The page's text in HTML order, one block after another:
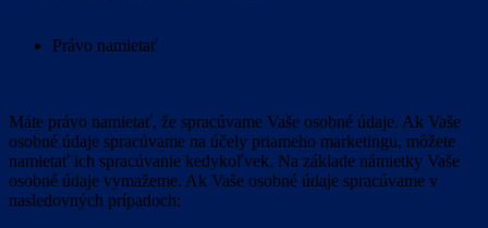
Právo namietať
Máte právo namietať, že spracúvame Vaše osobné údaje. Ak Vaše
osobné údaje spracúvame na účely priameho marketingu, môžete
namietať ich spracúvanie kedykoľvek. Na základe námietky Vaše
osobné údaje vymažeme. Ak Vaše osobné údaje spracúvame v
nasledovných prípadoch: